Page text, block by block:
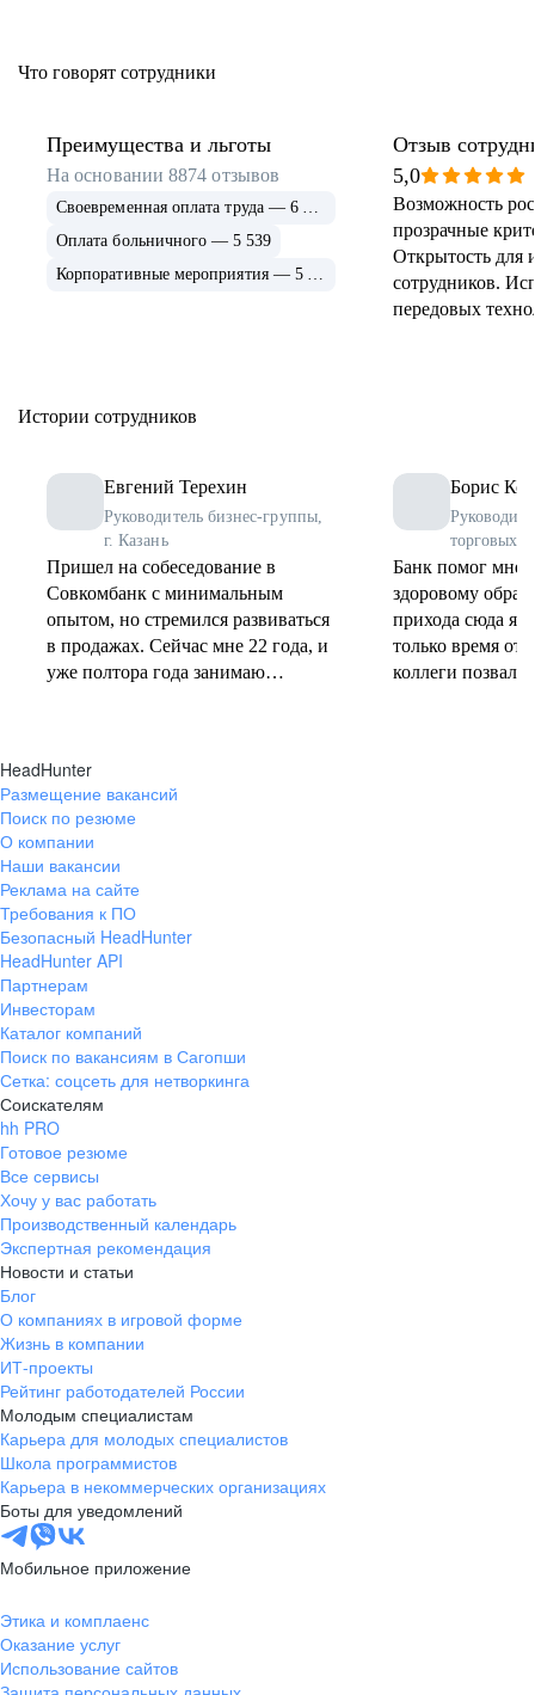
Что говорят сотрудники
Преимущества и льготы
На основании8874 отзывов
Своевременная оплата труда — 6 915
Оплата больничного — 5 539
Корпоративные мероприятия — 5 339
Отзыв
5,0
Возможность
прозрачные
Открытость для
сотрудников.
передовых
Истории сотрудников
Евгений Терехин
Руководитель бизнес-группы,
г. Казань
Пришел на собеседование в
Совкомбанк с минимальным
опытом, но стремился развиваться
в продажах. Сейчас мне 22 года, и
уже полтора года занимаю
образование. Молодежь сегодня
задаёт тренды и меняет рынок
труда, и горжусь тем, что являюсь
Борис
торговых
Банк помог мне
здоровому
прихода сюда я
только время от
коллеги позвали
HeadHunter
Размещение вакансий
Поиск по резюме
О компании
Наши вакансии
Реклама на сайте
Требования к ПО
Безопасный HeadHunter
HeadHunter API
Партнерам
Инвесторам
Каталог компаний
Поиск по вакансиям в Сагопши
Сетка: соцсеть для нетворкинга
Соискателям
hh PRO
Готовое резюме
Все сервисы
Хочу у вас работать
Производственный календарь
Экспертная рекомендация
Новости и статьи
Блог
О компаниях в игровой форме
Жизнь в компании
ИТ-проекты
Рейтинг работодателей России
Молодым специалистам
Карьера для молодых специалистов
Школа программистов
Карьера в некоммерческих организациях
Боты для уведомлений
Мобильное приложение
Этика и комплаенс
Оказание услуг
Использование сайтов